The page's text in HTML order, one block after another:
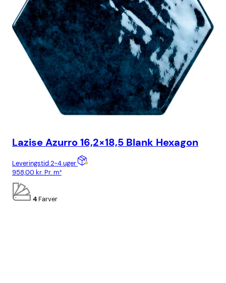
Lazise Azurro 16,2×18,5 Blank Hexagon
Leveringstid 2-4 uger
958,00kr. Pr. m²
4 Farver